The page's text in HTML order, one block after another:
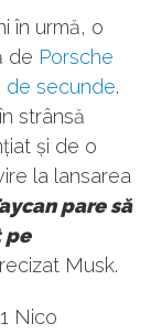
în urmă, o
de Porsche
de secunde.
strânsă
și de o
la lansarea
pare să
pe
Musk.
Nico